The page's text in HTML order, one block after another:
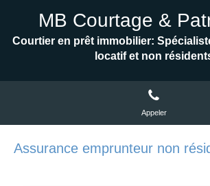
MB Courtage &
Courtier en prêt immobilier:
locatif et non
Appeler
Assurance emprunteur non